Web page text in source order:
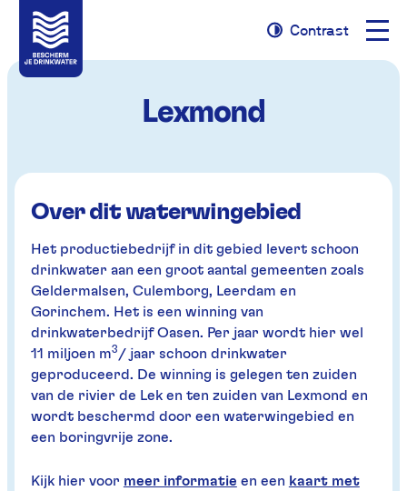
Naar
navigatie
Naar
inhoud
Contrast
Contrast
Lexmond
Over dit waterwingebied
Het productiebedrijf in dit gebied levert schoon
drinkwater aan een groot aantal gemeenten zoals
Geldermalsen, Culemborg, Leerdam en
Gorinchem. Het is een winning van
drinkwaterbedrijf Oasen. Per jaar wordt hier wel
11 miljoen m3 / jaar schoon drinkwater
geproduceerd. De winning is gelegen ten zuiden
van de rivier de Lek en ten zuiden van Lexmond en
wordt beschermd door een waterwingebied en
een boringvrije zone.
Kijk hier voor meer informatie en een kaart met